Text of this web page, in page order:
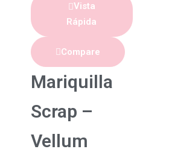
Vista
Rápida
Compare
Mariquilla
Scrap –
Vellum